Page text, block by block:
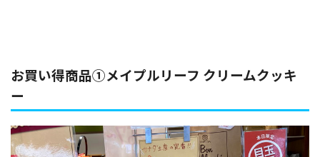
お買い得商品①メイプルリーフ クリームクッキ
ー